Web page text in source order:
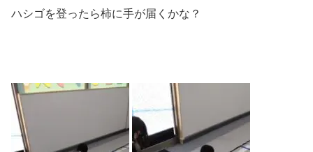
ハシゴを登ったら柿に手が届くかな？